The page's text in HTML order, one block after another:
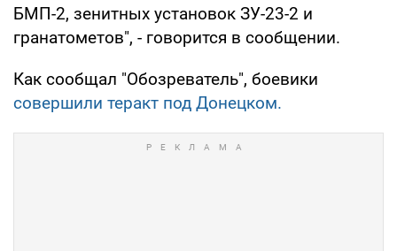
БМП-2, зенитных установок ЗУ-23-2 и
гранатометов", - говорится в сообщении.
Как сообщал "Обозреватель", боевики
совершили теракт под Донецком.